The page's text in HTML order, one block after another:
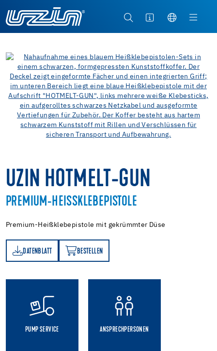
UZIN HOTMELT-GUN
PREMIUM-HEISSKLEBEPISTOLE
Premium-Heißklebepistole mit gekrümmter Düse
DATENBLATT BESTELLEN
BESTELLEN
PUMP SERVICE ANSPRECHPERSONEN